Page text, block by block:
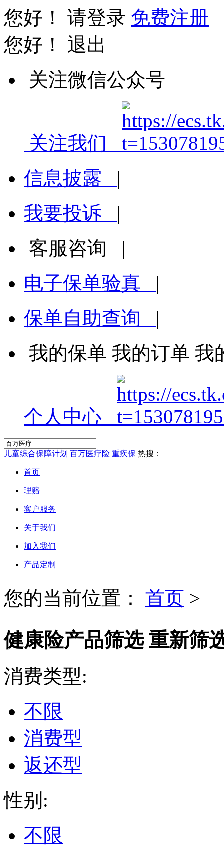
您好！ 请登录 免费注册
您好！ 退出
关注微信公众号
关注我们
信息披露 |
我要投诉 |
客服咨询 |
电子保单验真 |
保单自助查询 |
我的保单 我的订单 我
个人中心
儿童综合保障计划 百万医疗险 重疾保 热搜：
首页
理赔
客户服务
关于我们
加入我们
产品定制
您的当前位置： 首页 >
健康险产品筛选 重新筛
消费类型:
不限
消费型
返还型
性别:
不限